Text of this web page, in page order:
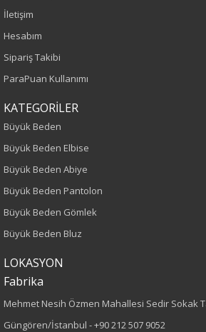
Normal Bel
Kalıp
Boy
115
Kumaş Tipi
Dokuma
%100 Polyester
Cinsiyet
İletişim
Hesabım
Sipariş Takibi
ParaPuan Kullanımı
KATEGORİLER
Büyük Beden
Büyük Beden Elbise
Büyük Beden Abiye
Büyük Beden Pantolon
Büyük Beden Gömlek
Büyük Beden Bluz
LOKASYON
Fabrika
Mehmet Nesih Özmen Mahallesi Sedir Sokak
Güngören/İstanbul -+90 212 507 9052